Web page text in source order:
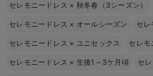
セレモニードレス × 秋冬春（3シーズン）
セレモニードレス × オールシーズン セレ
セレモニードレス × ユニセックス セレモ
セレモニードレス × 生後1～3ケ月頃 セ